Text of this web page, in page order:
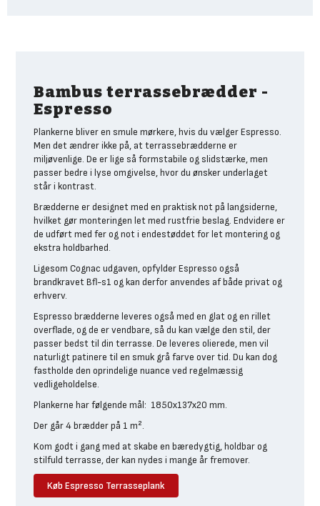
Bambus terrassebrædder -
Espresso
Plankerne bliver en smule mørkere, hvis du vælger Espresso.
Men det ændrer ikke på, at terrassebrædderne er
miljøvenlige. De er lige så formstabile og slidstærke, men
passer bedre i lyse omgivelse, hvor du ønsker underlaget
står i kontrast.
Brædderne er designet med en praktisk not på langsiderne,
hvilket gør monteringen let med rustfrie beslag. Endvidere er
de udført med fer og not i endestøddet for let montering og
ekstra holdbarhed.
Ligesom Cognac udgaven, opfylder Espresso også
brandkravet Bfl-s1 og kan derfor anvendes af både privat og
erhverv.
Espresso brædderne leveres også med en glat og en rillet
overflade, og de er vendbare, så du kan vælge den stil, der
passer bedst til din terrasse. De leveres olierede, men vil
naturligt patinere til en smuk grå farve over tid. Du kan dog
fastholde den oprindelige nuance ved regelmæssig
vedligeholdelse.
Plankerne har følgende mål: 1850x137x20 mm.
Der går 4 brædder på 1 m².
Kom godt i gang med at skabe en bæredygtig, holdbar og
stilfuld terrasse, der kan nydes i mange år fremover.
Køb Espresso Terrasseplank